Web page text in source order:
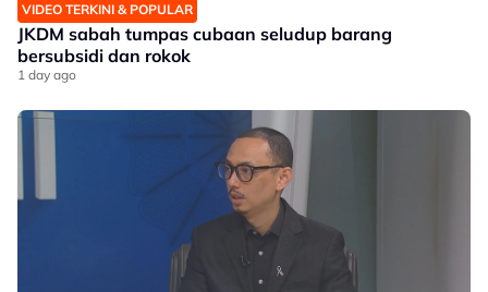
VIDEO TERKINI & POPULAR
JKDM sabah tumpas cubaan seludup barang
bersubsidi dan rokok
1 day ago